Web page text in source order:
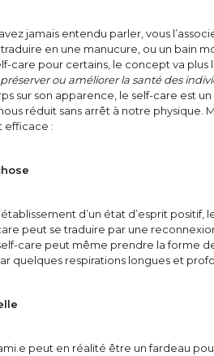
jamais entendu parler, vous
en une manucure, ou un bain
care pour certains, le concept va plus
ou améliorer la santédes
sur son apparence, le self-care est un
réduit sans arrêt à notre physique.
efficace :
d’un état d’esprit positif,
peut se traduire par une
care peut même prendre la forme
quelques respirations longues et
peut en réalité être un fardeau